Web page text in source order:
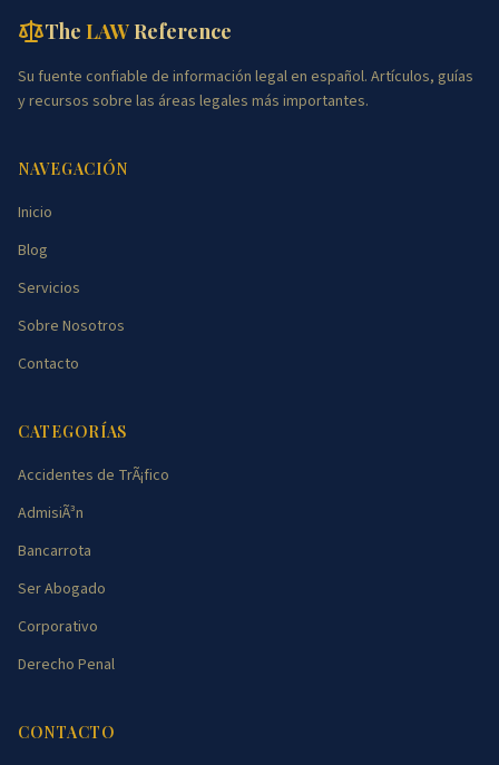
The LAWReference
Su fuente confiable de información legal en español. Artículos, guías
y recursos sobre las áreas legales más importantes.
NAVEGACIÓN
Inicio
Blog
Servicios
Sobre Nosotros
Contacto
CATEGORÍAS
Accidentes de TrÃ¡fico
AdmisiÃ³n
Bancarrota
Ser Abogado
Corporativo
Derecho Penal
CONTACTO